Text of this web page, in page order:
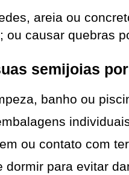
areia ou
ou causar quebras
semijoias
banho ou
ou contato com
dormir para evitar